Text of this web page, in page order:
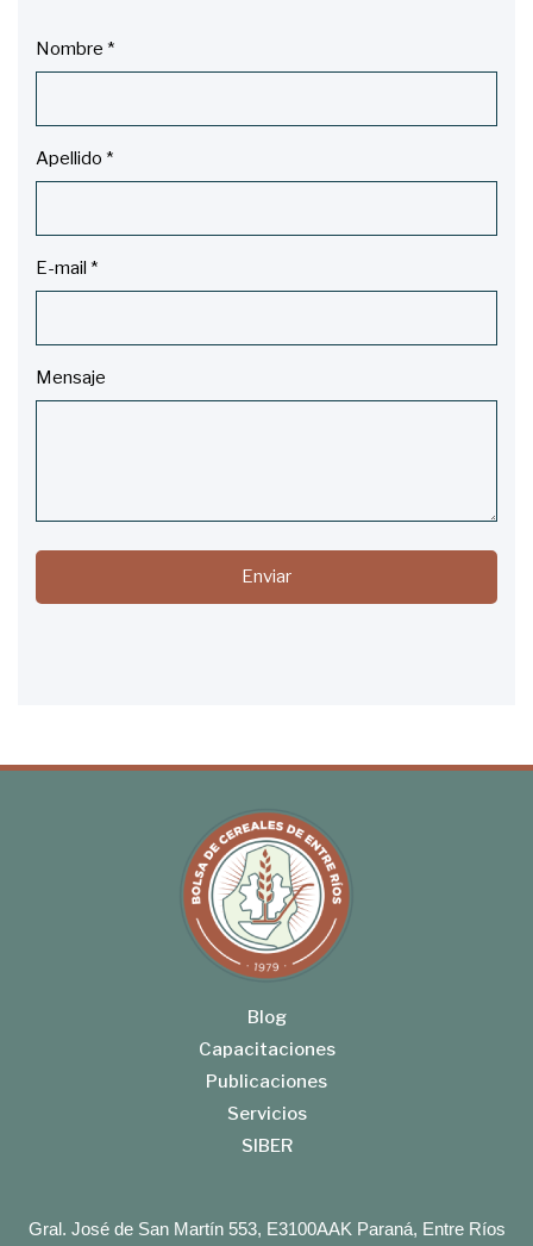
Nombre *
Apellido *
E-mail *
Mensaje
Enviar
Blog
Capacitaciones
Publicaciones
Servicios
SIBER
Gral. José de San Martín 553, E3100AAK Paraná, Entre Ríos